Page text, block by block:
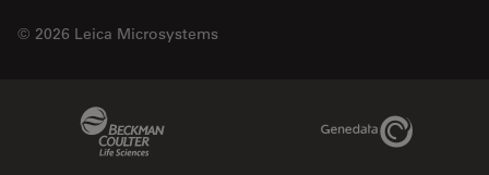
© 2026 Leica Microsystems
Genedata Link